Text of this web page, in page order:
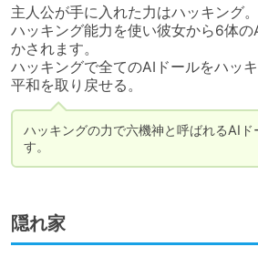
主人公が手に入れた力はハッキング。
ハッキング能力を使い彼女から6体の
かされます。
ハッキングで全てのAIドールをハッ
平和を取り戻せる。
ハッキングの力で六機神と呼ばれるAIド
す。
隠れ家